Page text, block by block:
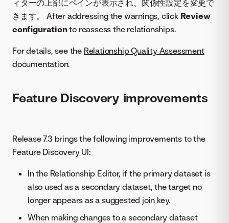
ィターの上部にペインが表示され、関係性設定を変更で
きます。 After addressing the warnings, click Review
configurationto reassess the relationships.
For details, see the Relationship Quality Assessment
documentation.
Feature Discovery improvements
Release 7.3 brings the following improvements to the
Feature Discovery UI:
In the Relationship Editor, if the primary dataset is
also used as a secondary dataset, the target no
longer appears as a suggested join key.
When making changes to a secondary dataset